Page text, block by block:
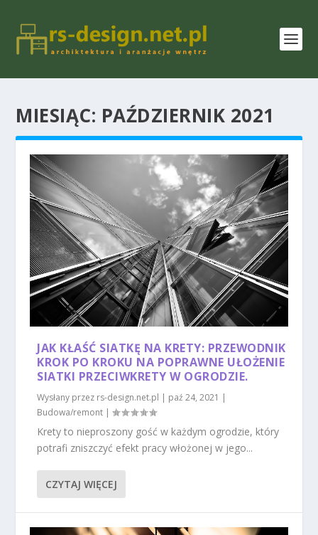
MIESIĄC: PAŹDZIERNIK 2021
JAK KŁAŚĆ SIATKĘ NA KRETY: PRZEWODNIK
KROK PO KROKU NA POPRAWNE UŁOŻENIE
SIATKI PRZECIWKRETY W OGRODZIE.
Wysłany przez rs-design.net.pl | paź 24, 2021 |
Budowa/remont |
Krety to nieproszony gość w każdym ogrodzie, który
potrafi zniszczyć efekt pracy włożonej w jego...
CZYTAJ WIĘCEJ